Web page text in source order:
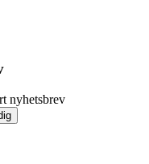
nyhetsbrev